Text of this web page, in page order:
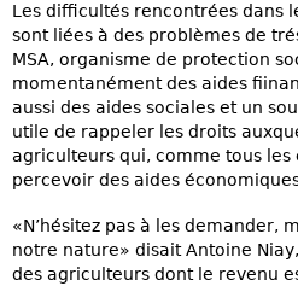
Les difficultés rencontrées dans
sont liées à des problèmes de
MSA, organisme de protection
momentanément des aides
aussi des aides sociales et un
utile de rappeler les droits
agriculteurs qui, comme tous les
percevoir des aides
«N’hésitez pas à les demander,
notre nature» disait Antoine
des agriculteurs dont le revenu